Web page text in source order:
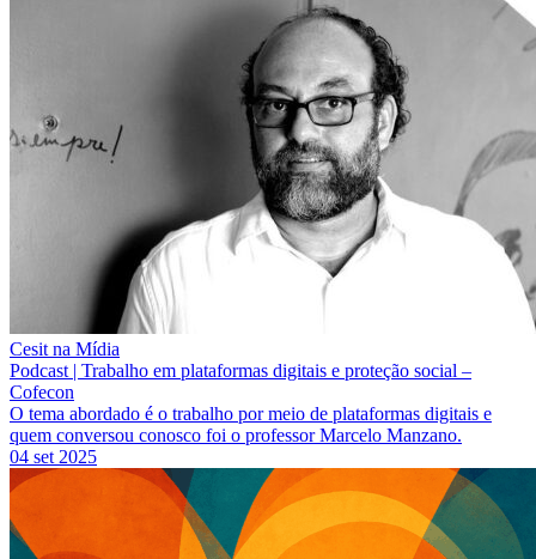
Cesit na Mídia
Podcast | Trabalho em plataformas digitais e proteção social –
Cofecon
O tema abordado é o trabalho por meio de plataformas digitais e
quem conversou conosco foi o professor Marcelo Manzano.
04 set 2025